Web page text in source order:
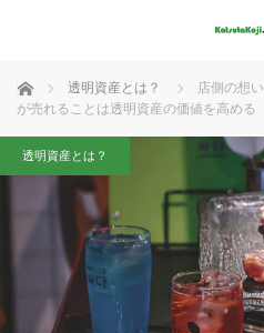
ホーム 透明資産とは？
店側の想
が売れることは透明資産の価値を高める
透明資産とは？